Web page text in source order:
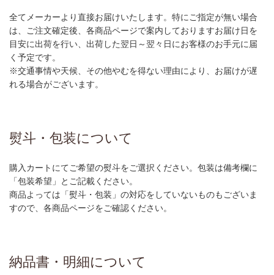
全てメーカーより直接お届けいたします。特にご指定が無い場合
は、ご注文確定後、各商品ページで案内しておりますお届け日を
目安に出荷を行い、出荷した翌日～翌々日にお客様のお手元に届
く予定です。
※交通事情や天候、その他やむを得ない理由により、お届けが遅
れる場合がございます。
熨斗・包装について
購入カートにてご希望の熨斗をご選択ください。包装は備考欄に
「包装希望」とご記載ください。
商品よっては「熨斗・包装」の対応をしていないものもございま
すので、各商品ページをご確認ください。
納品書・明細について